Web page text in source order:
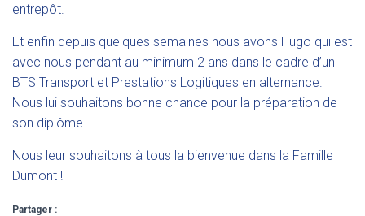
entrepôt.
Et enfin depuis quelques semaines nous avons Hugo qui est
avec nous pendant au minimum 2 ans dans le cadre d’un
BTS Transport et Prestations Logitiques en alternance.
Nous lui souhaitons bonne chance pour la préparation de
son diplôme.
Nous leur souhaitons à tous la bienvenue dans la Famille
Dumont !
Partager :